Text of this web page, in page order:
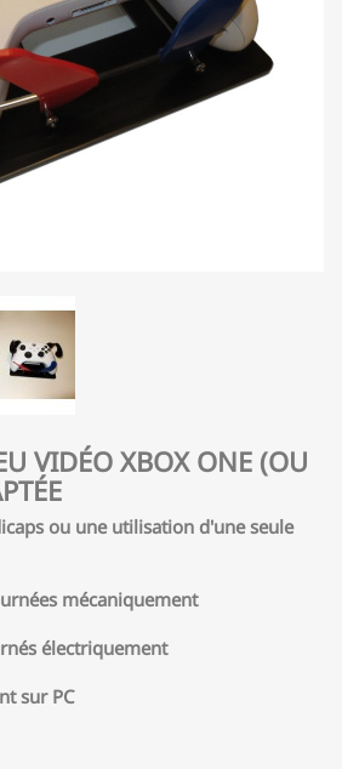
VIDÉO XBOX ONE (OU
ou une utilisation d'une seule
mécaniquement
électriquement
sur PC